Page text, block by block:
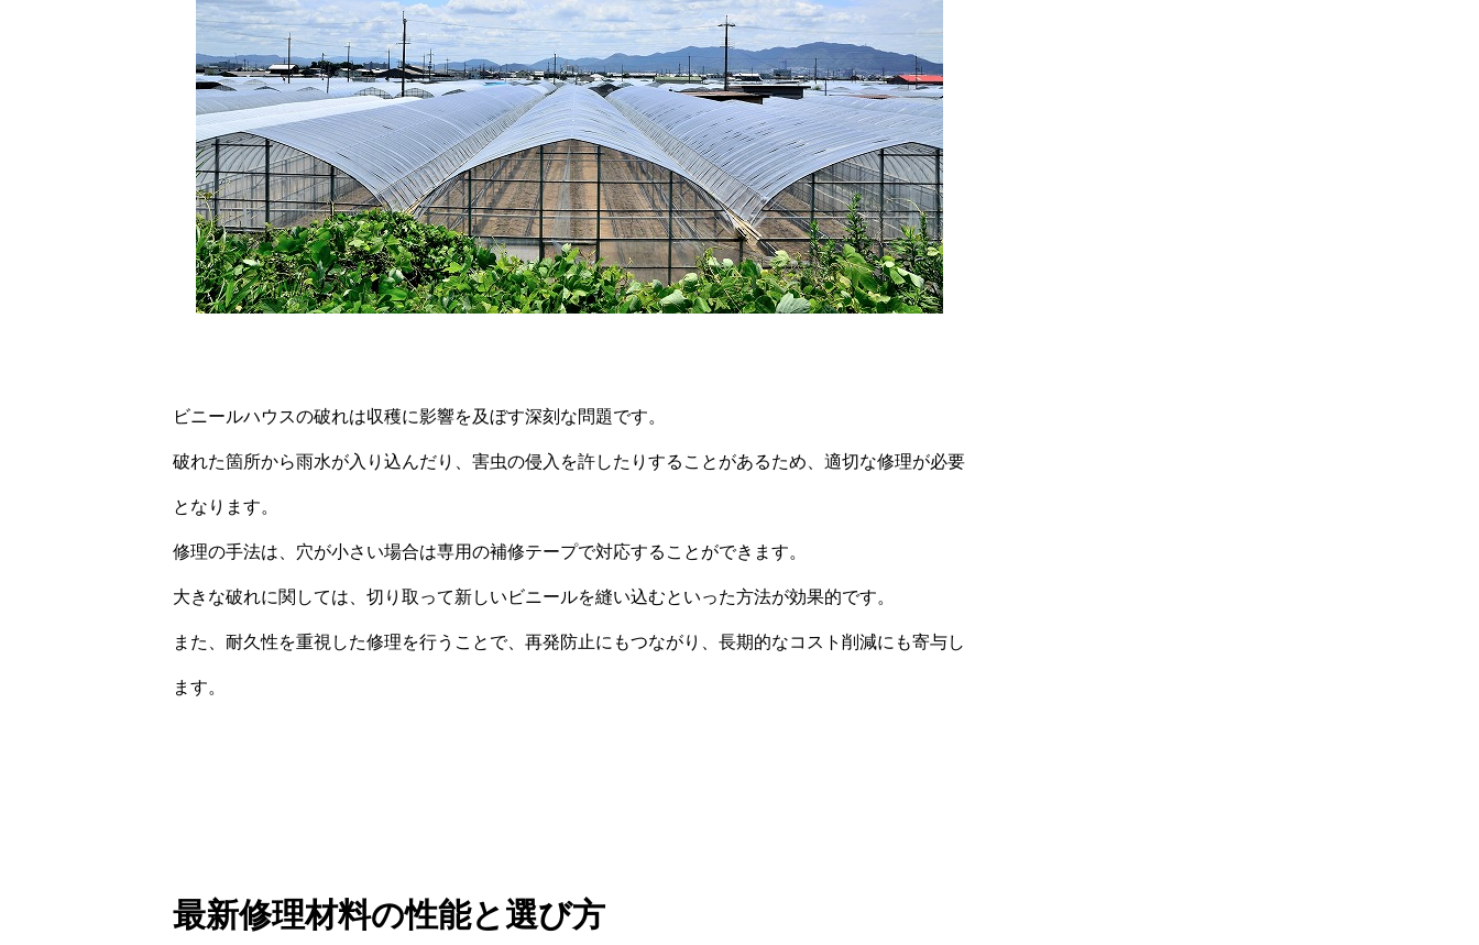
ビニールハウスの破れは収穫に影響を及ぼす深刻な問題です。
破れた箇所から雨水が入り込んだり、害虫の侵入を許したりすることがあるため、適切な修理が必要
となります。
修理の手法は、穴が小さい場合は専用の補修テープで対応することができます。
大きな破れに関しては、切り取って新しいビニールを縫い込むといった方法が効果的です。
また、耐久性を重視した修理を行うことで、再発防止にもつながり、長期的なコスト削減にも寄与し
ます。
最新修理材料の性能と選び方